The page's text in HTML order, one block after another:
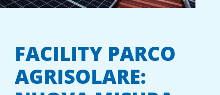
FACILITY PARCO
AGRISOLARE: